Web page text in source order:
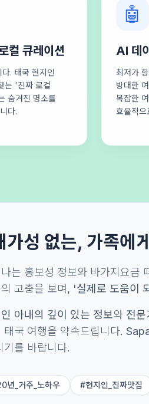
컬 큐레이션
. 태국 현지인
는 '진짜 로컬
숨겨진 명소를
다.
🤖
AI 데
최저가
방대한
복잡한
효율적으
가성 없는, 가족에
는 홍보성 정보와 바가지요금
고충을 보며, '실제로 도움이
아내의 깊이 있는 정보와 전문
태국 여행을 약속드립니다.
기를 바랍니다.
년_거주_노하우 #현지인_진짜맛집